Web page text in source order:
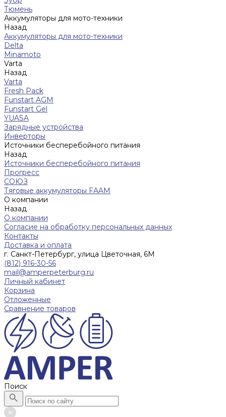
Тюмень
Аккумуляторы для мото-техники
Назад
Аккумуляторы для мото-техники
Delta
Minamoto
Varta
Назад
Varta
Fresh Pack
Funstart AGM
Funstart Gel
YUASA
Зарядные устройства
Инверторы
Источники бесперебойного питания
Назад
Источники бесперебойного питания
Прогресс
СОЮЗ
Тяговые аккумуляторы FAAM
О компании
Назад
О компании
Согласие на обработку персональных данных
Контакты
Доставка и оплата
г. Санкт-Петербург, улица Цветочная, 6М
(812) 916-30-56
mail@amperpeterburg.ru
Личный кабинет
Корзина
Отложенные
Сравнение товаров
Поиск